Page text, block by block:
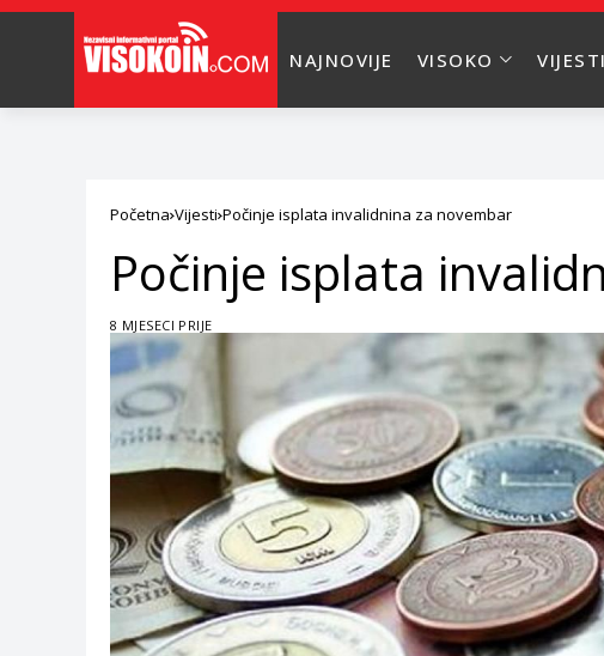
NAJNOVIJE VISOKO VIJESTI
Početna Vijesti Počinje isplata invalidnina za novembar
Počinje isplata
8 MJESECI PRIJE